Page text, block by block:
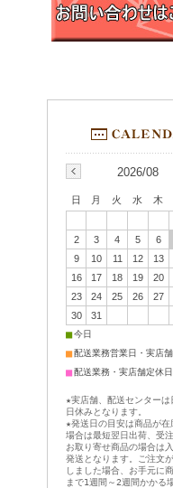
2026/08
日 月 火 水 木
2
3 4 5 6
9
10 11 12 13
16
17 18 19 20
23
24 25 26 27
30
31
■今日
■配送業務営業日・実店
■配送業務・実店舗定休日
★実店舗、配送センターは
日休みとなります。
★発送日の目安は商品が在
場合は最短翌日出荷、受
お取り寄せ商品の場合は
発送となります。ご注文
しました場合、お手元に
まで1週間～2週間かかる